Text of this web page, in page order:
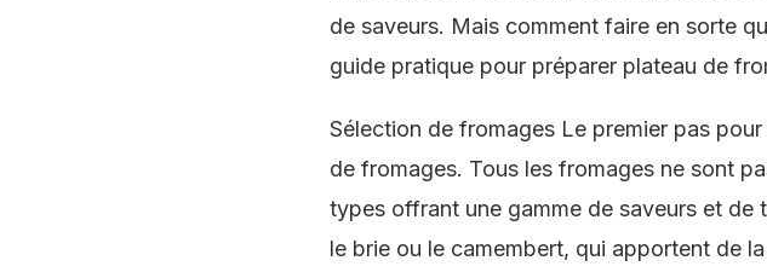
de saveurs. Mais comment faire en sorte
guide pratique pour préparer plateau de
Sélection de fromages Le premier pas
de fromages. Tous les fromages ne sont
types offrant une gamme de saveurs et de
le brie ou le camembert, qui apportent de